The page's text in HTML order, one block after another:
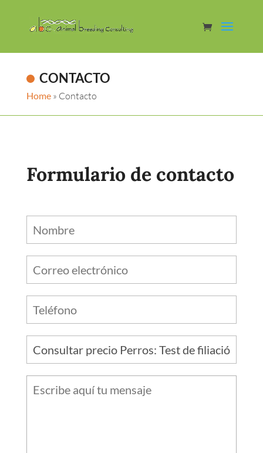
CONTACTO
Home» Contacto
Formulario de contacto